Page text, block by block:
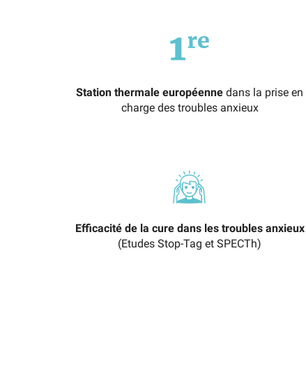
Station thermale européenne dans la prise en
charge des troubles anxieux
Efficacité de la cure dans les troubles anxieux
(Etudes Stop-Tag et SPECTh)